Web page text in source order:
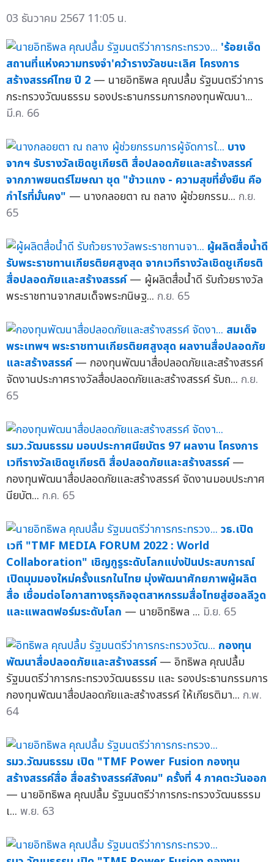
03 ธันวาคม 2567 11:05 น.
'ร้อยเอ็ด
สถานที่แห่งความทรงจำ'คว้ารางวัลชนะเลิศ โครงการ
สร้างสรรค์ไทย ปี 2 — นายอิทธิพล คุณปลื้ม รัฐมนตรีว่าการ
กระทรวงวัฒนธรรม รองประธานกรรมการกองทุนพัฒนา...
มี.ค. 66
บาง
จากฯ รับรางวัลเชิดชูเกียรติ สื่อปลอดภัยและสร้างสรรค์
จากภาพยนตร์โฆษณา ชุด "ข้าวแกง - ความสุขที่ยั่งยืน คือ
กำไรที่มั่นคง" — นางกลอยตา ณ ถลาง ผู้ช่วยกรรม... ก.ย.
65
ผู้ผลิตสื่อน้ำดี
รับพระราชทานเกียรติยศสูงสุด จากเวทีรางวัลเชิดชูเกียรติ
สื่อปลอดภัยและสร้างสรรค์ — ผู้ผลิตสื่อน้ำดี รับถ้วยรางวัล
พระราชทานจากสมเด็จพระกนิษฐ... ก.ย. 65
สมเด็จ
พระเทพฯ พระราชทานเกียรติยศสูงสุด ผลงานสื่อปลอดภัย
และสร้างสรรค์ — กองทุนพัฒนาสื่อปลอดภัยและสร้างสรรค์
จัดงานประกาศรางวัลสื่อปลอดภัยและสร้างสรรค์ รับถ... ก.ย.
65
รมว.วัฒนธรรม มอบประกาศนียบัตร 97 ผลงาน โครงการ
เวทีรางวัลเชิดชูเกียรติ สื่อปลอดภัยและสร้างสรรค์ —
กองทุนพัฒนาสื่อปลอดภัยและสร้างสรรค์ จัดงานมอบประกาศ
นียบัต... ก.ค. 65
วธ.เปิด
เวที "TMF MEDIA FORUM 2022 : World
Collaboration" เชิญกูรูระดับโลกแบ่งปันประสบการณ์
เปิดมุมมองใหม่ครั้งแรกในไทย มุ่งพัฒนาศักยภาพผู้ผลิต
สื่อ เชื่อมต่อโอกาสทางธุรกิจอุตสาหกรรมสื่อไทยสู่ฮอลลีวูด
และแพลตฟอร์มระดับโลก — นายอิทธิพล ... มิ.ย. 65
กองทุน
พัฒนาสื่อปลอดภัยและสร้างสรรค์ — อิทธิพล คุณปลื้ม
รัฐมนตรีว่าการกระทรวงวัฒนธรรม และ รองประธานกรรมการ
กองทุนพัฒนาสื่อปลอดภัยและสร้างสรรค์ ให้เกียรติมา... ก.พ.
64
รมว.วัฒนธรรม เปิด "TMF Power Fusion กองทุน
สร้างสรรค์สื่อ สื่อสร้างสรรค์สังคม" ครั้งที่ 4 ภาคตะวันออก
— นายอิทธิพล คุณปลื้ม รัฐมนตรีว่าการกระทรวงวัฒนธรรม
เ... พ.ย. 63